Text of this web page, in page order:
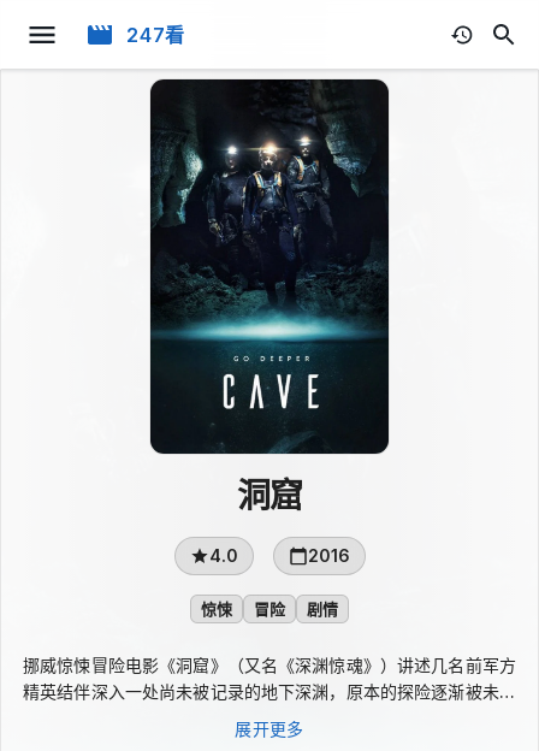
247看
洞窟
4.0 2016
惊悚 冒险 剧情
挪威惊悚冒险电影《洞窟》（又名《深渊惊魂》）讲述几名前军方
精英结伴深入一处尚未被记录的地下深渊，原本的探险逐渐被未知
恐惧笼罩。黑暗地底、幽闭环境与逼近的危险交织，他们将在深处
面对超出预想的噩梦。
展开更多